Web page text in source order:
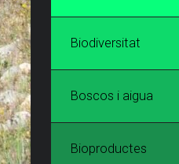
Biodiversitat
Boscos i aigua
Bioproductes